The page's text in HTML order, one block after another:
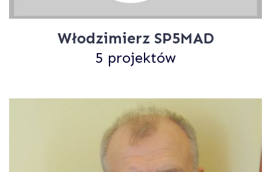
Włodzimierz SP5MAD
5 projektów